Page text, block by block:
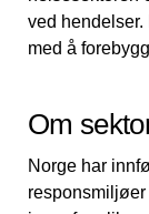
ved
med å
Om
Norge har